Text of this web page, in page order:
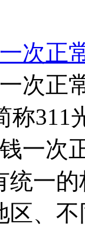
次正
次正
称311
一次
统一
区、